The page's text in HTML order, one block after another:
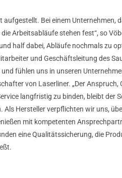
aufgestellt. Bei einem Unternehmen,
Arbeitsabläufe stehen fest“, so
half dabei, Abläufe nochmals zu
und Geschäftsleitung des
fühlen uns in unseren
von Laserliner. „Der
langfristig zu binden, bleibt der
Hersteller verpflichten wir uns,
mit kompetenten
eine Qualitätssicherung, die